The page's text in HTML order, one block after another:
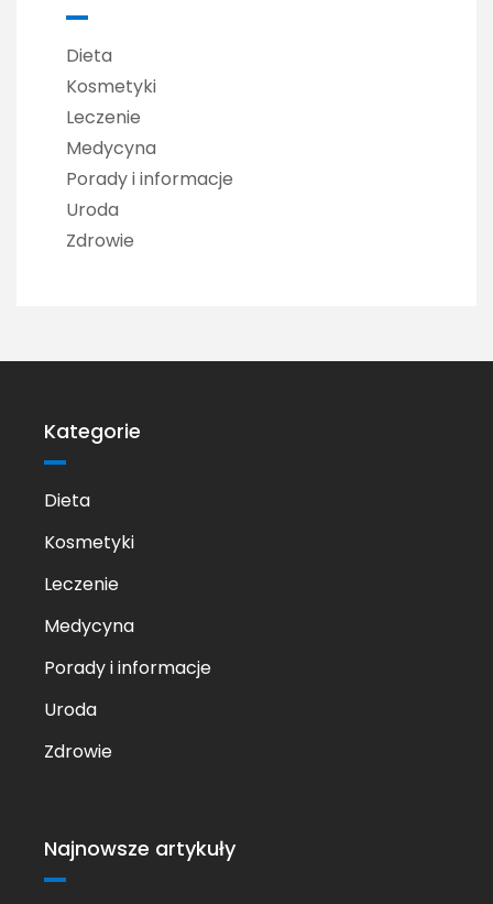
Dieta
Kosmetyki
Leczenie
Medycyna
Porady i informacje
Uroda
Zdrowie
Kategorie
Dieta
Kosmetyki
Leczenie
Medycyna
Porady i informacje
Uroda
Zdrowie
Najnowsze artykuły